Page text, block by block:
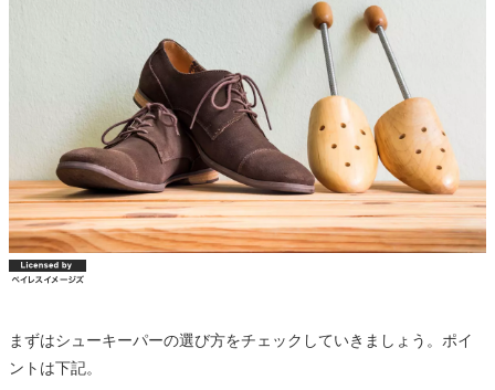
まずはシューキーパーの選び方をチェックしていきましょう。ポイ
ントは下記。